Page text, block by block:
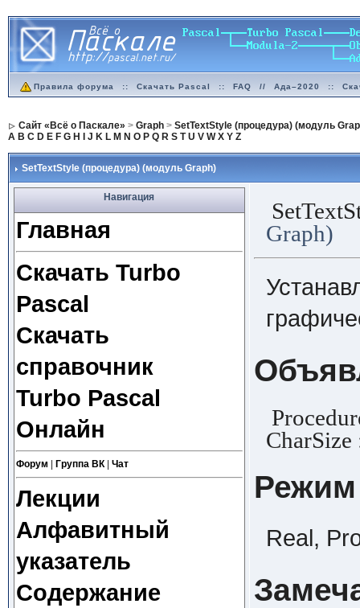
Правила форума :: Скачать Pascal :: FAQ // Ада–2020 ::
Сайт «Всё о Паскале» > Graph> SetTextStyle (процедура) (модуль
A B C D E F G H J K L M N O P Q R S T U V W X Y Z
SetTextStyle (процедура) (модуль Graph)
Навигация
Главная
Скачать Turbo
Pascal
Скачать
справочник
Turbo Pascal
Онлайн
Форум Группа ВК| Чат
Лекции
Алфавитный
указатель
Содержание
Graph)
Режим
Real,